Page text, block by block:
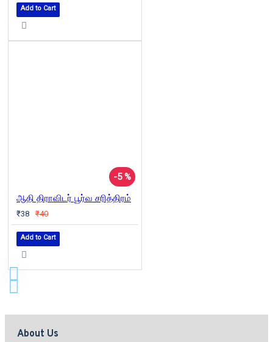
Add to Cart
-5 %
ஆதி திராவிடர் பூர்வ சரித்திரம்
₹38 ₹40
Add to Cart
About Us